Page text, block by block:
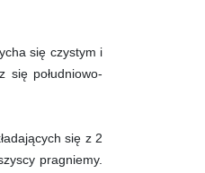
się czystym i
się południowo-
się z 2
pragniemy.